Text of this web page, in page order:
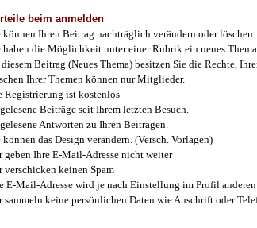
beim anmelden
können Ihren Beitrag nachträglich verändern oder löschen.
haben die Möglichkeit unter einer Rubrik ein neues
Beitrag (Neues Thema) besitzen Sie die Rechte,
Ihrer Themen können nur Mitglieder.
Registrierung ist kostenlos
Beiträge seit Ihrem letzten Besuch.
Antworten zu Ihren Beiträgen.
können das Design verändern. (Versch. Vorlagen)
geben Ihre E-Mail-Adresse nicht weiter
verschicken keinen Spam
E-Mail-Adresse wird je nach Einstellung im Profil
sammeln keine persönlichen Daten wie Anschrift oder